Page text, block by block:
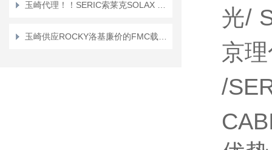
光/
京
/